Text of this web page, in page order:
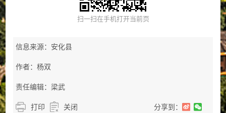
扫一扫在手机打开当前页
信息来源：安化县
作者：杨双
责任编辑：梁武
打印 关闭 分享到：